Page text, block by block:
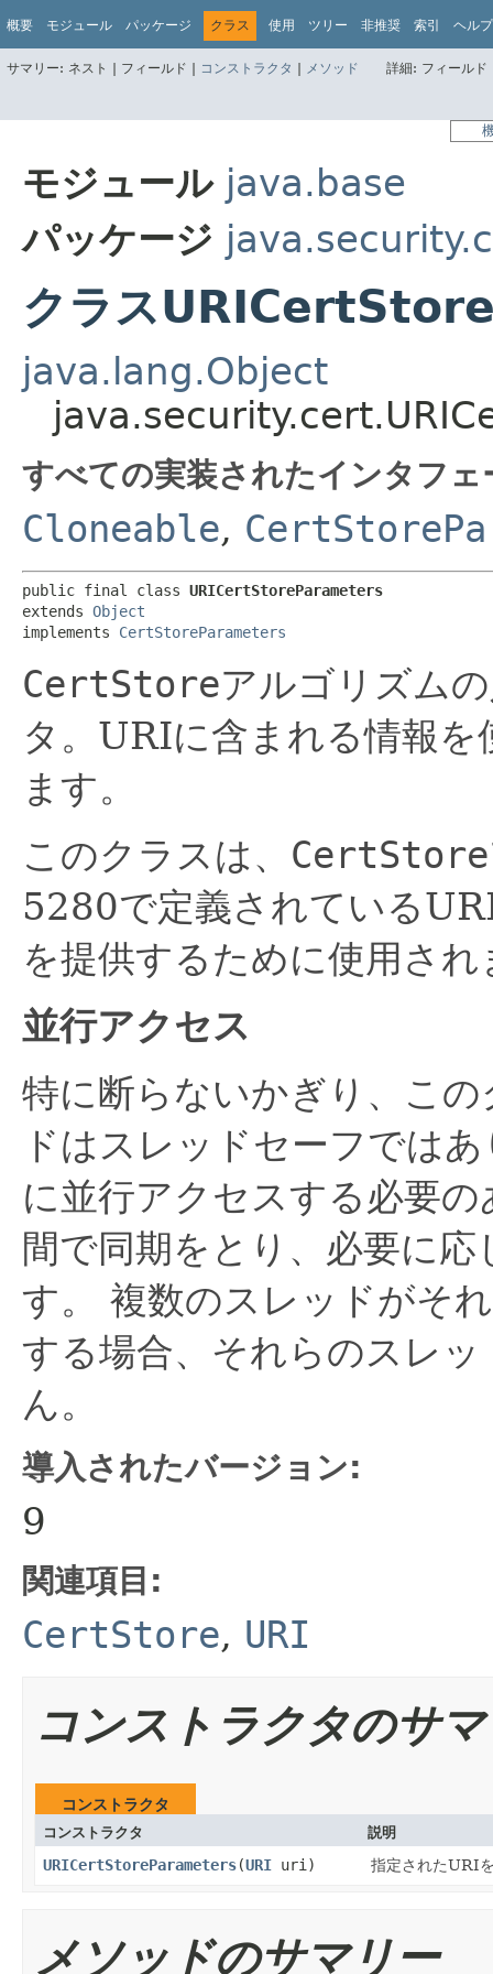
概要 モジュール パッケージ クラス 使用 ツリー 非推奨 索引 ヘルプ
サマリー: ネスト | フィールド | コンストラクタ | メソッド 詳細: フィール
モジュール java.base
パッケージ
クラス
java.lang.Object
すべての実装されたインタフ
Cloneable,
public final class URICertStoreParameters
extends Object
implements CertStoreParameters
CertStoreアルゴリズム
タ。URIに含まれる情報
ます。
このクラスは、 CertStore
5280で定義されている
を提供するために使用され
並行アクセス
特に断らないかぎり、こ
ドはスレッドセーフでは
に並行アクセスする必要
間で同期をとり、必要に
す。
複数のスレッドがそ
する場合、それらのスレ
ん。
導入されたバージョン:
9
関連項目:
CertStore, URI
コンストラクタのサ
コンストラクタ
コンストラクタ 説明
URICertStoreParameters​(URI uri) 指定されたURI
メソッドのサマリー